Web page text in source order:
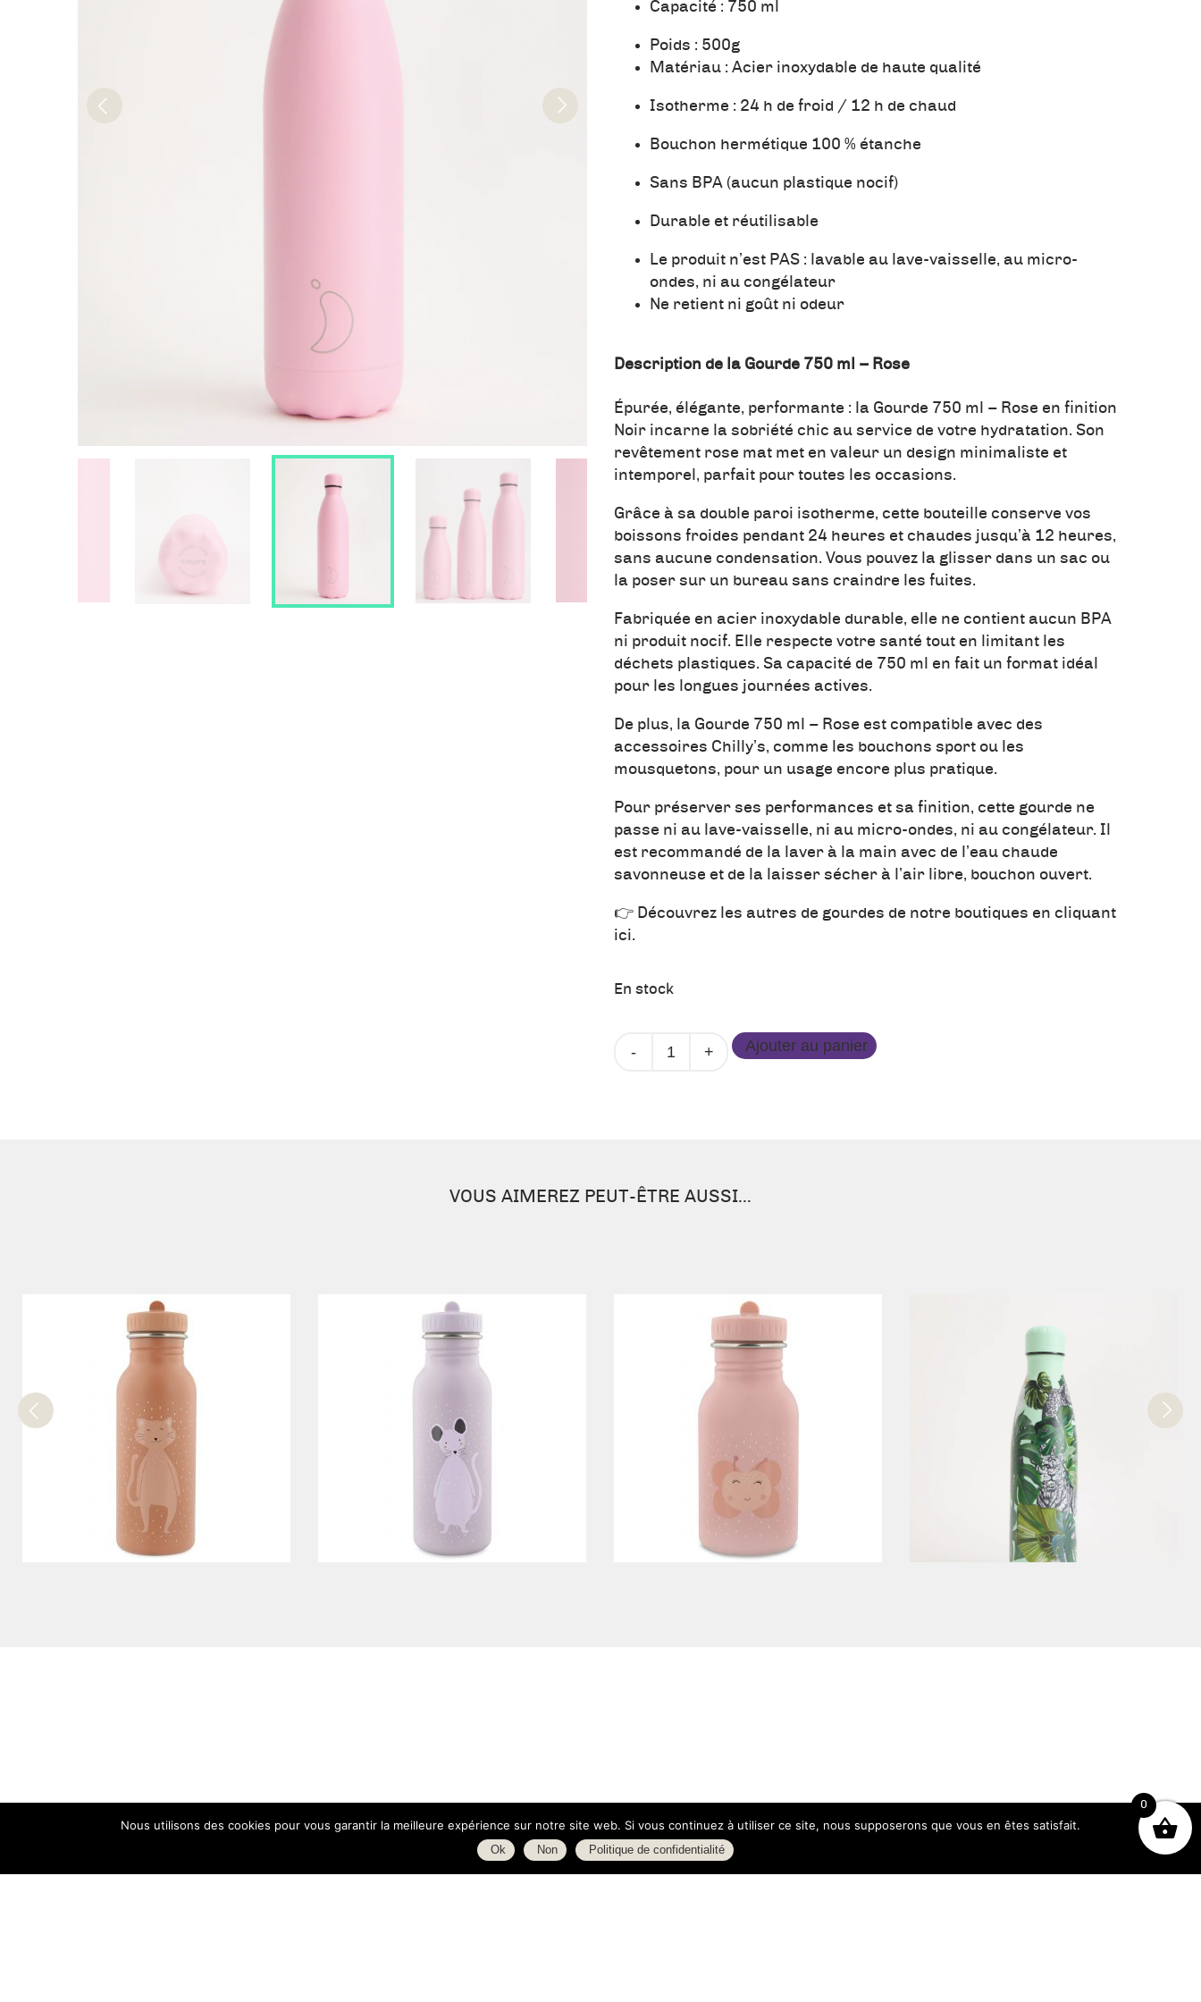
Capacité : 750 ml
Poids : 500g
Matériau : Acier inoxydable de haute qualité
Isotherme : 24 h de froid / 12 h de chaud
Bouchon hermétique 100 % étanche
Sans BPA (aucun plastique nocif)
Durable et réutilisable
Le produit n’est PAS : lavable au lave-vaisselle, au micro-
ondes, ni au congélateur
Ne retient ni goût ni odeur
Description de la Gourde 750 ml – Rose
Épurée, élégante, performante : la Gourde 750 ml – Rose en finition
Noir incarne la sobriété chic au service de votre hydratation. Son
revêtement rose mat met en valeur un design minimaliste et
intemporel, parfait pour toutes les occasions.
Grâce à sa double paroi isotherme, cette bouteille conserve vos
boissons froides pendant 24 heures et chaudes jusqu’à 12 heures,
sans aucune condensation. Vous pouvez la glisser dans un sac ou
la poser sur un bureau sans craindre les fuites.
Fabriquée en acier inoxydable durable, elle ne contient aucun BPA
ni produit nocif. Elle respecte votre santé tout en limitant les
déchets plastiques. Sa capacité de 750 ml en fait un format idéal
pour les longues journées actives.
De plus, la Gourde 750 ml – Rose est compatible avec des
accessoires Chilly’s, comme les bouchons sport ou les
mousquetons, pour un usage encore plus pratique.
Pour préserver ses performances et sa finition, cette gourde ne
passe ni au lave-vaisselle, ni au micro-ondes, ni au congélateur. Il
est recommandé de la laver à la main avec de l’eau chaude
savonneuse et de la laisser sécher à l’air libre, bouchon ouvert.
👉 Découvrez les autres de gourdes de notre boutiques en cliquant
ici.
En stock
quantité
Ajouter au panier
VOUS AIMEREZ PEUT-ÊTRE AUSSI…
0
Nous utilisons des cookies pour vous garantir la meilleure expérience sur notre site web. Si vous continuez à utiliser ce site, nous supposerons que vous en êtes satisfait.
Ok Non Politique de confidentialité